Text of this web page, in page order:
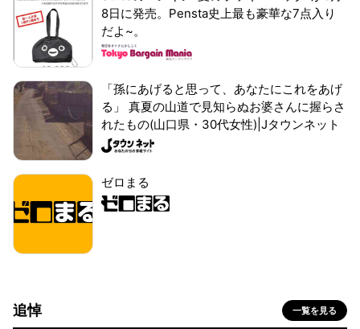
8日に発売。Pensta史上最も豪華な7点入り
だよ~。
「孫にあげると思って、あなたにこれをあげ
る」 真夏の山道で見知らぬお婆さんに握らさ
れたもの(山口県・30代女性)|Jタウンネット
ゼロまる
追悼 一覧を見る